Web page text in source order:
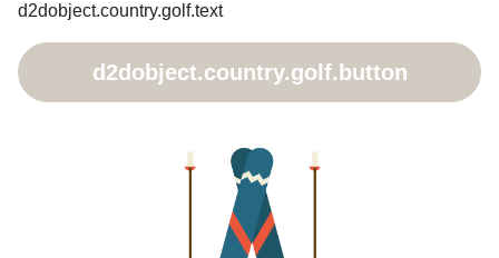
d2dobject.country.golf.text
d2dobject.country.golf.button